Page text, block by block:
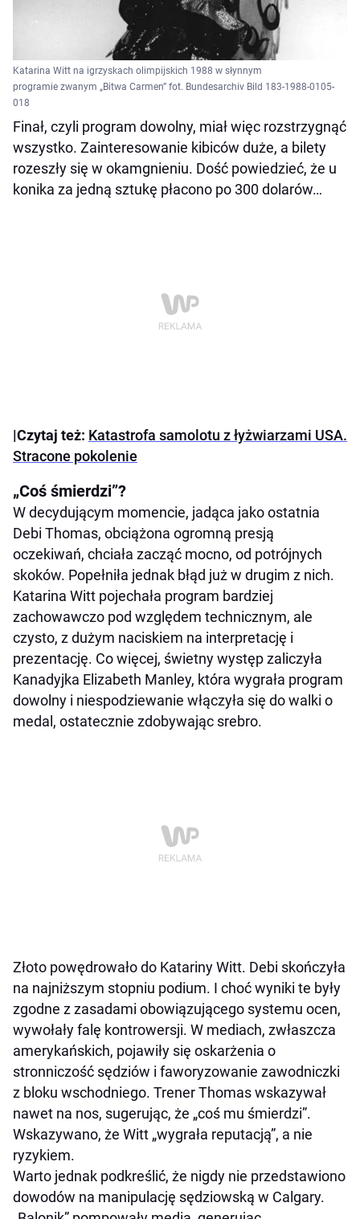
Katarina Witt na igrzyskach olimpijskich 1988 w słynnym
programie zwanym „Bitwa Carmen” fot. Bundesarchiv Bild 183-1988-0105-
018
Finał, czyli program dowolny, miał więc rozstrzygnąć
wszystko. Zainteresowanie kibiców duże, a bilety
rozeszły się w okamgnieniu. Dość powiedzieć, że u
konika za jedną sztukę płacono po 300 dolarów…
|Czytaj też: Katastrofa samolotu z łyżwiarzami USA.
Stracone pokolenie
„Coś śmierdzi”?
W decydującym momencie, jadąca jako ostatnia
Debi Thomas, obciążona ogromną presją
oczekiwań, chciała zacząć mocno, od potrójnych
skoków. Popełniła jednak błąd już w drugim z nich.
Katarina Witt pojechała program bardziej
zachowawczo pod względem technicznym, ale
czysto, z dużym naciskiem na interpretację i
prezentację. Co więcej, świetny występ zaliczyła
Kanadyjka Elizabeth Manley, która wygrała program
dowolny i niespodziewanie włączyła się do walki o
medal, ostatecznie zdobywając srebro.
Złoto powędrowało do Katariny Witt. Debi skończyła
na najniższym stopniu podium. I choć wyniki te były
zgodne z zasadami obowiązującego systemu ocen,
wywołały falę kontrowersji. W mediach, zwłaszcza
amerykańskich, pojawiły się oskarżenia o
stronniczość sędziów i faworyzowanie zawodniczki
z bloku wschodniego. Trener Thomas wskazywał
nawet na nos, sugerując, że „coś mu śmierdzi”.
Wskazywano, że Witt „wygrała reputacją”, a nie
ryzykiem.
Warto jednak podkreślić, że nigdy nie przedstawiono
dowodów na manipulację sędziowską w Calgary.